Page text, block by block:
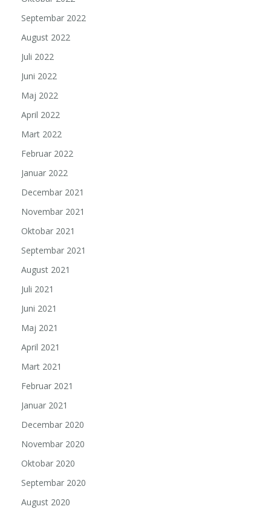
Septembar 2022
August 2022
Juli 2022
Juni 2022
Maj 2022
April 2022
Mart 2022
Februar 2022
Januar 2022
Decembar 2021
Novembar 2021
Oktobar 2021
Septembar 2021
August 2021
Juli 2021
Juni 2021
Maj 2021
April 2021
Mart 2021
Februar 2021
Januar 2021
Decembar 2020
Novembar 2020
Oktobar 2020
Septembar 2020
August 2020